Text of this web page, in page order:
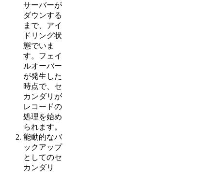
サーバーが
ダウンする
まで、アイ
ドリング状
態でいま
す。フェイ
ルオーバー
が発生した
時点で、セ
カンダリが
レコードの
処理を始め
られます。
能動的なバ
ックアップ
としてのセ
カンダリ